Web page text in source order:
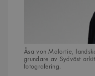
Åsa von Malortie,
grundare av Sydväst
fotografering.